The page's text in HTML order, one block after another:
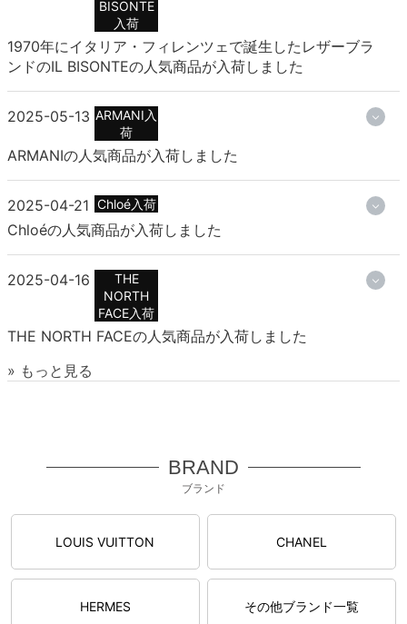
BISONTE
入荷
1970年にイタリア・フィレンツェで誕生したレザーブラ
ンドのIL BISONTEの人気商品が入荷しました
2025-05-13 ARMANI入
荷
ARMANIの人気商品が入荷しました
2025-04-21 Chloé入荷
Chloéの人気商品が入荷しました
2025-04-16
THE
NORTH
FACE入荷
THE NORTH FACEの人気商品が入荷しました
» もっと見る
BRAND
ブランド
LOUIS VUITTON CHANEL
HERMES その他ブランド一覧